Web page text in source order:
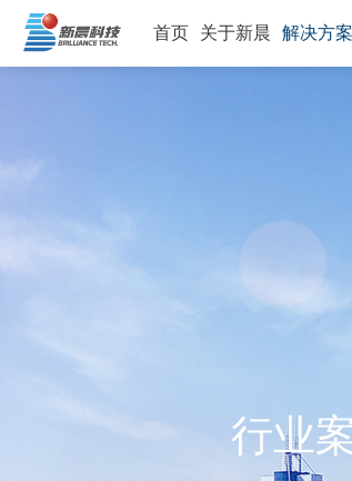
首页 关于新晨 解决方案
行业